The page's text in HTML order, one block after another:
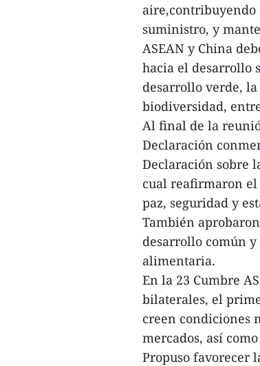
aire,contribuyendo
suministro, y
ASEAN y China
hacia el desarrollo
desarrollo verde,
biodiversidad,
Al final de la
Declaración
Declaración sobre
cual reafirmaron
paz, seguridad y
También
desarrollo común
alimentaria.
En la 23 Cumbre
bilaterales, el
creen condiciones
mercados, así
Propuso favorecer